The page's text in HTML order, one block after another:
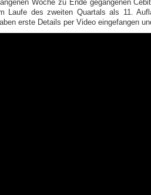
Woche zu Ende gegangenen
Laufe des zweiten Quartals als 11.
erste Details per Video eingefangen